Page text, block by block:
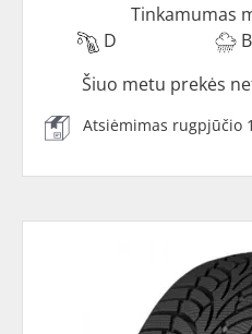
Tinkamumas
D
B
Šiuo metu prekės
Atsiėmimas rugpjūčio